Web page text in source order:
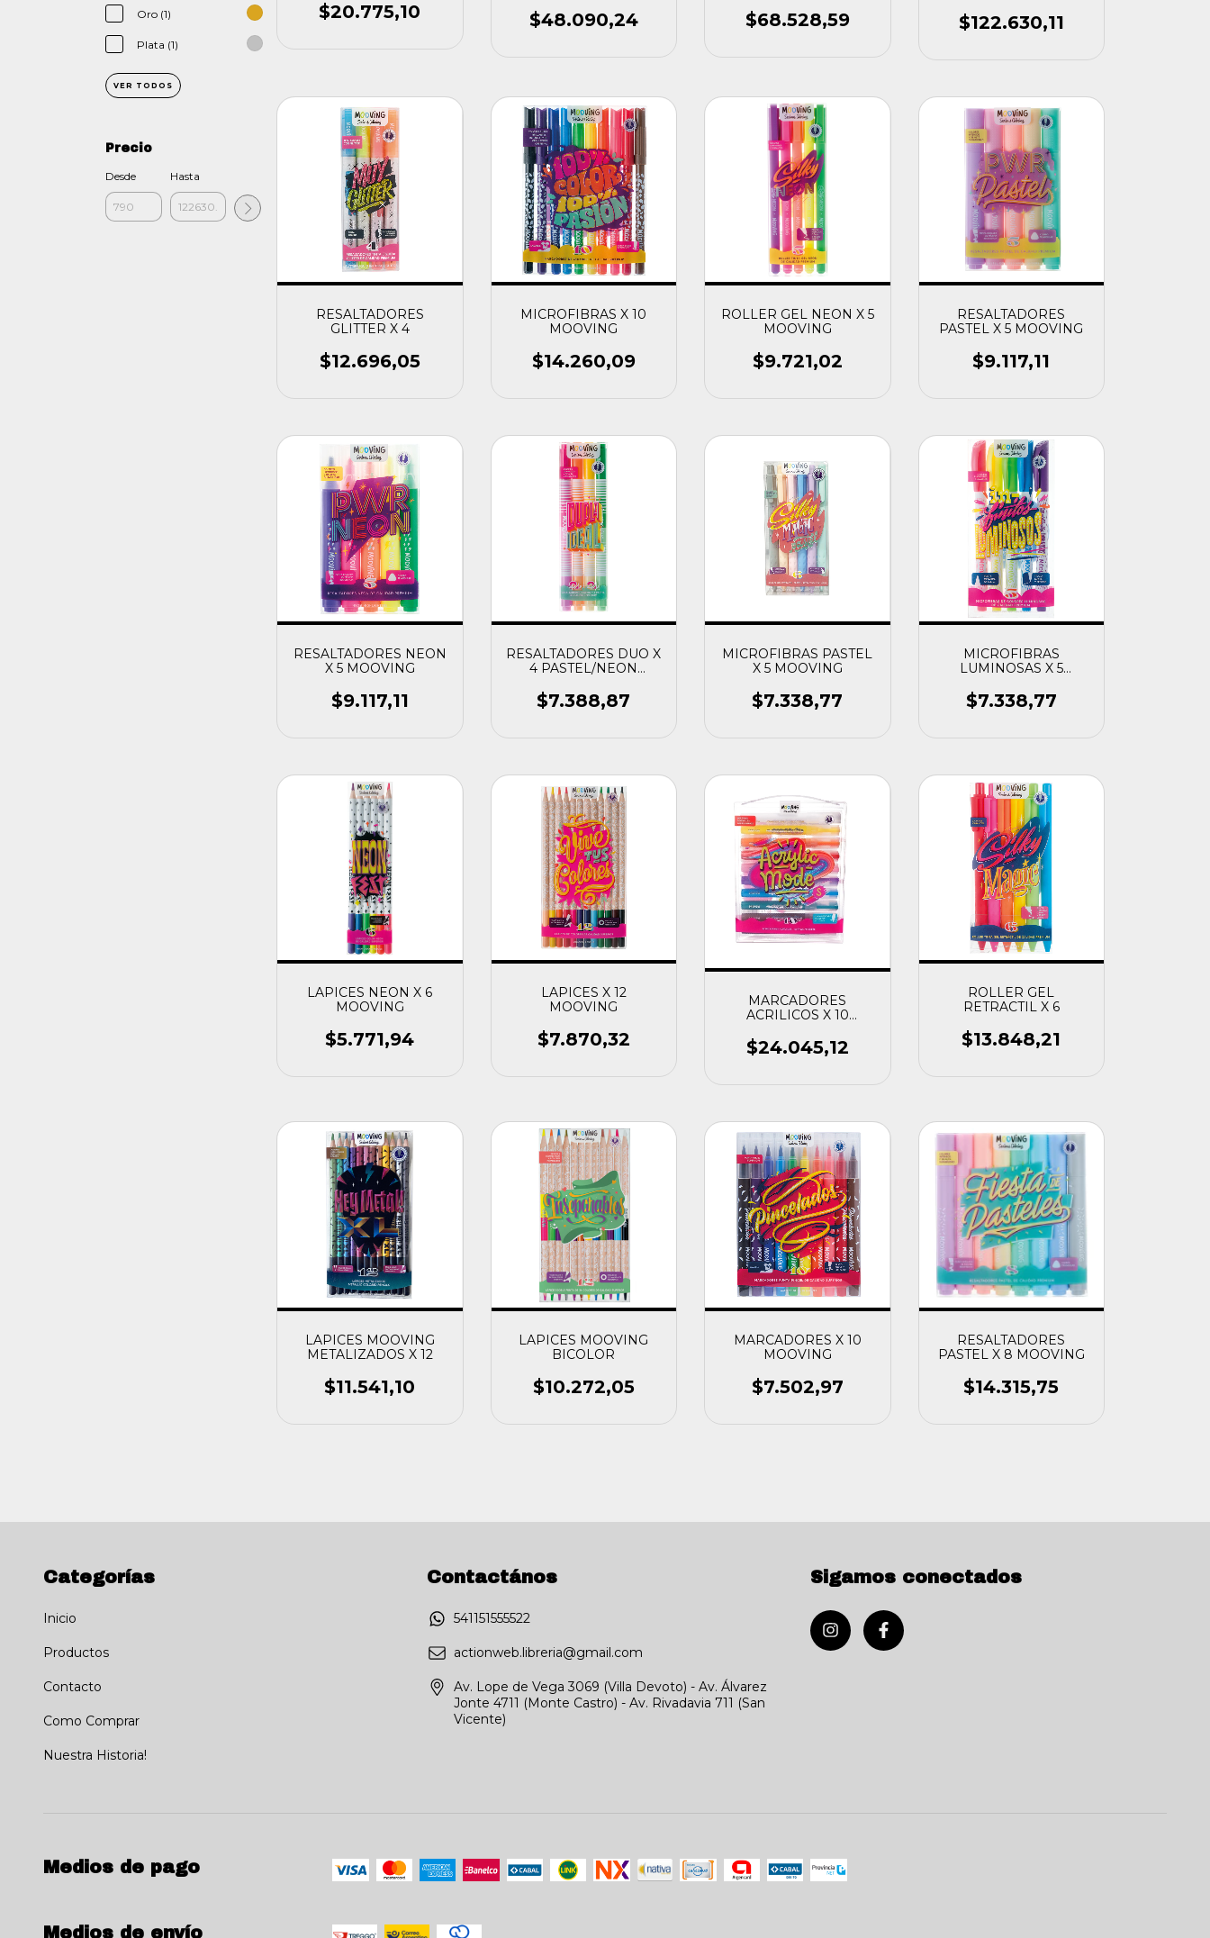
Oro (1)
Plata (1)
VER TODOS
Precio
Desde Hasta
$20.775,10 $48.090,24 $68.528,59 $122.630,11
RESALTADORES
GLITTER X 4
$12.696,05
MICROFIBRAS X 10
MOOVING
$14.260,09
ROLLER GEL NEON X 5
MOOVING
$9.721,02
RESALTADORES
PASTEL X 5 MOOVING
$9.117,11
RESALTADORES NEON
X 5 MOOVING
$9.117,11
RESALTADORES DUO X
4 PASTEL/NEON
$7.388,87
MICROFIBRAS PASTEL
X 5 MOOVING
$7.338,77
MICROFIBRAS
LUMINOSAS X 5
$7.338,77
LAPICES NEON X 6
MOOVING
$5.771,94
LAPICES X 12
MOOVING
$7.870,32
MARCADORES
ACRILICOS X 10
$24.045,12
ROLLER GEL
RETRACTIL X 6
$13.848,21
LAPICES MOOVING
METALIZADOS X 12
$11.541,10
LAPICES MOOVING
BICOLOR
$10.272,05
MARCADORES X 10
MOOVING
$7.502,97
RESALTADORES
PASTEL X 8 MOOVING
$14.315,75
Categorías
Inicio
Productos
Contacto
Como Comprar
Nuestra Historia!
Contactános
541151555522
actionweb.libreria@gmail.com
Av. Lope de Vega 3069 (Villa Devoto) - Av. Álvarez
Jonte 4711 (Monte Castro) - Av. Rivadavia 711 (San
Vicente)
Sigamos conectados
Medios de pago
Medios de envío